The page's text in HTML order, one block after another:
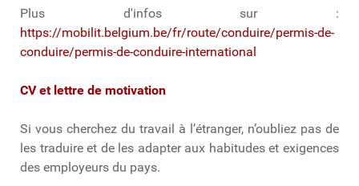
Plus d'infos sur :
https://mobilit.belgium.be/fr/route/conduire/permis-de-
conduire/permis-de-conduire-international
CV et lettre de motivation
Si vous cherchez du travail à l’étranger, n’oubliez pas de
les traduire et de les adapter aux habitudes et exigences
des employeurs du pays.